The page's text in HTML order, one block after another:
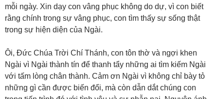
mỗi ngày. Xin dạy con vâng phục không do dự, vì con biết
rằng chính trong sự vâng phục, con tìm thấy sự sống thật
trong sự hiện diện của Ngài.
Ôi, Đức Chúa Trời Chí Thánh, con tôn thờ và ngợi khen
Ngài vì Ngài thành tín để thanh tẩy những ai tìm kiếm Ngài
với tấm lòng chân thành. Cảm ơn Ngài vì không chỉ bày tỏ
những gì cần được biến đổi, mà còn dẫn dắt chúng con